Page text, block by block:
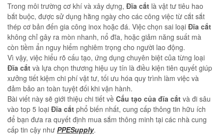
Trong môi trường cơ khí và xây dựng, Đĩa cắt là vật tư tiêu hao
bắt buộc, được sử dụng hằng ngày cho các công việc từ cắt sắt
thép cơ bản đến gia công inox hoặc đá. Việc chọn sai loại Đĩa cắt
không chỉ gây ra mòn nhanh, nổ đĩa, hoặc giảm năng suất mà
còn tiềm ẩn nguy hiểm nghiêm trọng cho người lao động.
Vì vậy, việc hiểu rõ cấu tạo, ứng dụng chuyên biệt của từng loại
Đĩa cắt và lựa chọn thương hiệu uy tín là điều kiện tiên quyết giúp
xưởng tiết kiệm chi phí vật tư, tối ưu hóa quy trình làm việc và
đảm bảo an toàn tuyệt đối khi vận hành.
Bài viết này sẽ giới thiệu chi tiết về Cấu tạo của đĩa cắt và đi sâu
vào top 5 loại Đĩa cắt phổ biến nhất, cung cấp thông tin hữu ích
để bạn đưa ra quyết định mua sắm thông minh tại các nhà cung
cấp tin cậy như PPESupply.